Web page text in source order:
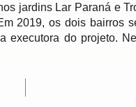
jardins Lar Paraná e
2019, os dois bairros
executora do projeto.